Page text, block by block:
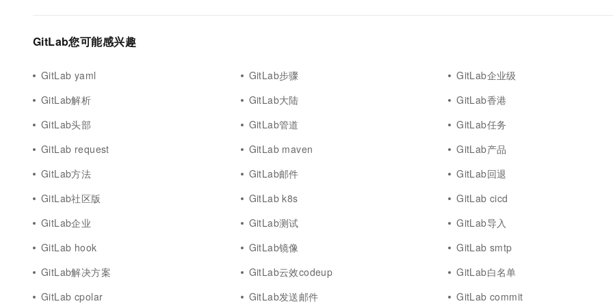
GitLab您可能感兴趣
GitLab yaml GitLab步骤
GitLab企业级
GitLab解析
GitLab大陆
GitLab香港
GitLab头部
GitLab管道
GitLab任务
GitLab request
GitLab maven
GitLab产品
GitLab方法
GitLab邮件
GitLab回退
GitLab社区版
GitLab k8s
GitLab cicd
GitLab企业
GitLab测试
GitLab导入
GitLab hook
GitLab镜像
GitLab smtp
GitLab解决方案
GitLab云效codeup
GitLab白名单
GitLab cpolar
GitLab发送邮件 GitLab commit